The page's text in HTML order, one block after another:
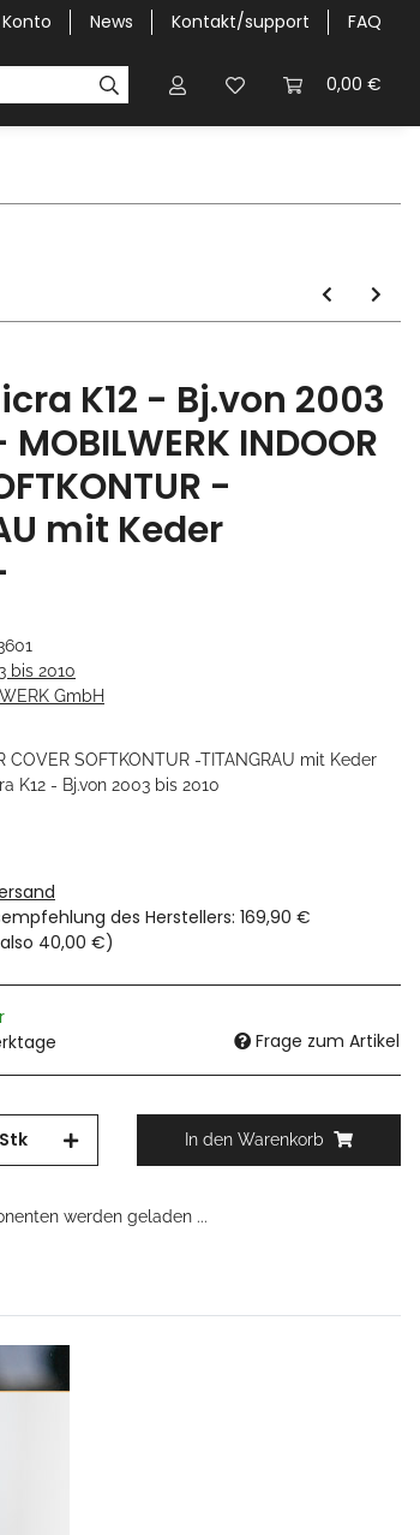
News Kontakt/support FAQ
0,00 €
Halbgaragen / Kapuzen nach
K12 - Bj.von 2003
INDOOR
-
mit Keder
bis 2010
GmbH
COVER SOFTKONTUR -TITANGRAU mit Keder
K12 - Bj.von 2003 bis 2010
des Herstellers: 169,90 €
40,00 €)
Frage zum Artikel
Stk In den Warenkorb
werden geladen ...